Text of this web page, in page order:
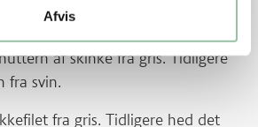
Afvis
af skinke fra gris. Tidligere
fra svin.
fra gris. Tidligere hed det